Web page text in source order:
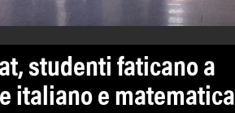
studenti faticano a
italiano e matematica